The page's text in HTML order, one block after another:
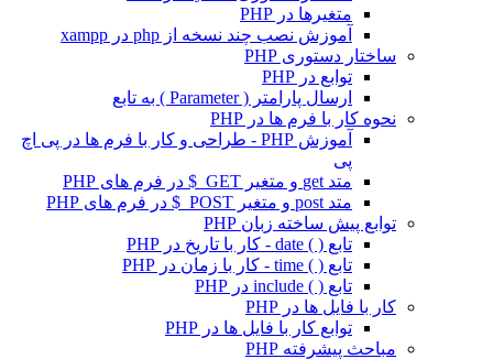
متغیرها در PHP
آموزش نصب چند نسخه از php در xampp
ساختار دستوری PHP
توابع در PHP
ارسال پارامتر ( Parameter ) به تابع
نحوه کار با فرم ها در PHP
آموزش PHP - طراحی و کار با فرم ها در پی اچ
پی
متد get و متغیر GET_$ در فرم های PHP
متد post و متغیر POST_$ در فرم های PHP
توابع پیش ساخته زبان PHP
تابع ( ) date - کار با تاریخ در PHP
تابع ( ) time - کار با زمان در PHP
تابع ( ) include در PHP
کار با فایل ها در PHP
توابع کار با فایل ها در PHP
مباحث پیشرفته PHP